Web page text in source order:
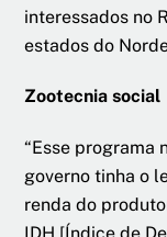
interessados no
estados do
Zootecnia social
“Esse programa
governo tinha o
renda do